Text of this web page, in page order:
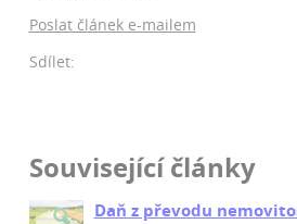
Poslat článek e-mailem
Sdílet:
Související články
Daň z převodu